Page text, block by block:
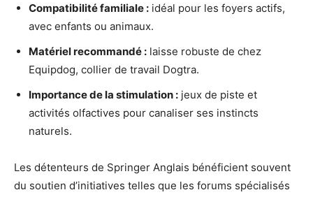
Compatibilité familiale : idéal pour les foyers actifs,
avec enfants ou animaux.
Matériel recommandé : laisse robuste de chez
Equipdog, collier de travail Dogtra.
Importance de la stimulation : jeux de piste et
activités olfactives pour canaliser ses instincts
naturels.
Les détenteurs de Springer Anglais bénéficient souvent
du soutien d’initiatives telles que les forums spécialisés